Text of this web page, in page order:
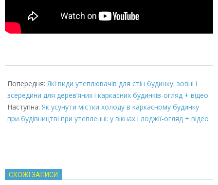
03-
08
Попередня: Які види утеплювачів для стін будинку: зовні і
зсередини для дерев’яних і каркасних будинків-огляд + відео
Наступна: Як усунути містки холоду в каркасному будинку
при будівництві при утепленні: у вікнах і лоджії-огляд + відео
СХОЖІ ЗАПИСИ